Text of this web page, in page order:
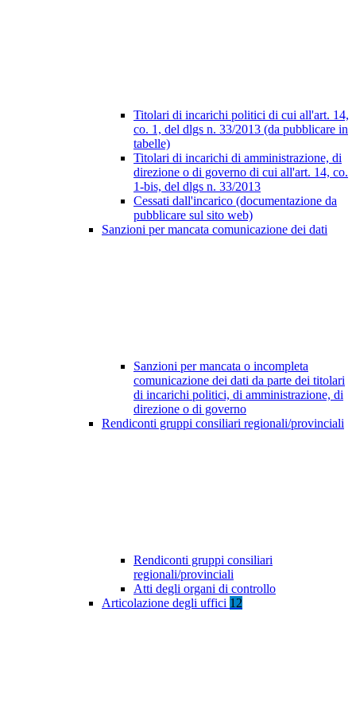
Titolari di incarichi politici di cui all'art. 14,
co. 1, del dlgs n. 33/2013 (da pubblicare in
tabelle)
Titolari di incarichi di amministrazione, di
direzione o di governo di cui all'art. 14, co.
1-bis, del dlgs n. 33/2013
Cessati dall'incarico (documentazione da
pubblicare sul sito web)
Sanzioni per mancata comunicazione dei dati
Sanzioni per mancata o incompleta
comunicazione dei dati da parte dei titolari
di incarichi politici, di amministrazione, di
direzione o di governo
Rendiconti gruppi consiliari regionali/provinciali
Rendiconti gruppi consiliari
regionali/provinciali
Atti degli organi di controllo
Articolazione degli uffici 12